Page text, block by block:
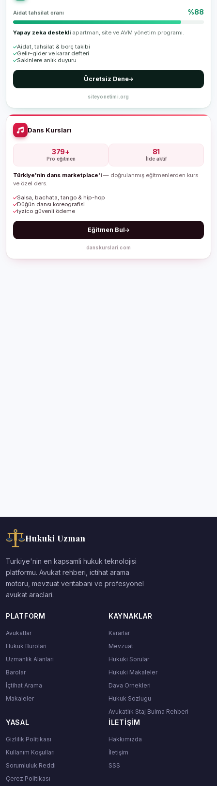
Aidat tahsilat oranı %88
Yapay zeka destekli apartman, site ve AVM yönetim programı.
Aidat, tahsilat & borç takibi
Gelir–gider ve karar defteri
Sakinlere anlık duyuru
Ücretsiz Dene
siteyonetimi.org
Dans Kursları
379+
Pro eğitmen
81
İlde aktif
Türkiye'nin dans marketplace'i — doğrulanmış eğitmenlerden kurs
ve özel ders.
Salsa, bachata, tango & hip-hop
Düğün dansı koreografisi
iyzico güvenli ödeme
Eğitmen Bul
danskurslari.com
Hukuki Uzman
Turkiye'nin en kapsamli hukuk teknolojisi
platformu. Avukat rehberi, ictihat arama
motoru, mevzuat veritabani ve profesyonel
avukat araclari.
PLATFORM
Avukatlar
Hukuk Burolari
Uzmanlik Alanlari
Barolar
İçtihat Arama
Makaleler
KAYNAKLAR
Kararlar
Mevzuat
Hukuki Sorular
Hukuki Makaleler
Dava Ornekleri
Hukuk Sozlugu
Avukatlık Staj Bulma Rehberi
YASAL
Gizlilik Politikası
Kullanım Koşulları
Sorumluluk Reddi
Çerez Politikası
İLETIŞIM
Hakkımızda
İletişim
SSS